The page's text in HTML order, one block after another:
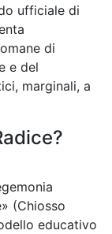
ufficiale di
di
e del
marginali, a
(Chiosso
educativo